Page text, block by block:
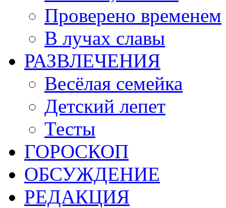
Проверено временем
В лучах славы
РАЗВЛЕЧЕНИЯ
Весёлая семейка
Детский лепет
Тесты
ГОРОСКОП
ОБСУЖДЕНИЕ
РЕДАКЦИЯ